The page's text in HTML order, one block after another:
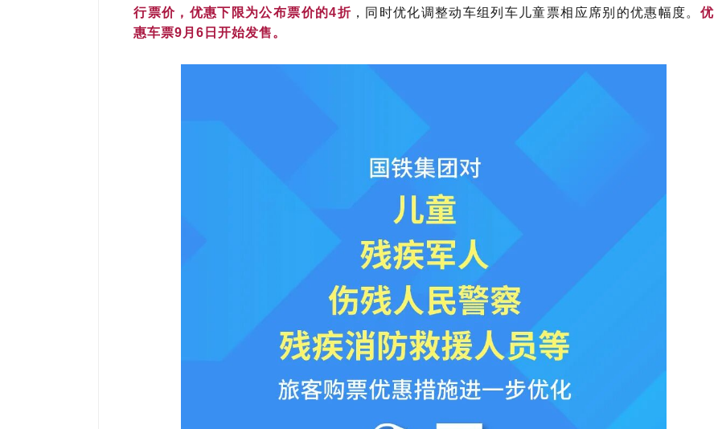
行票价，优惠下限为公布票价的4折，同时优化调整动车组列车儿童票相应席别的优惠幅度。 优
惠车票9月6日开始发售。